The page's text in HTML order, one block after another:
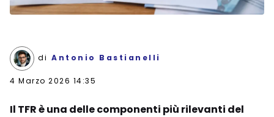
di Antonio Bastianelli
4 Marzo 2026 14:35
Il TFR è una delle componenti più rilevanti del